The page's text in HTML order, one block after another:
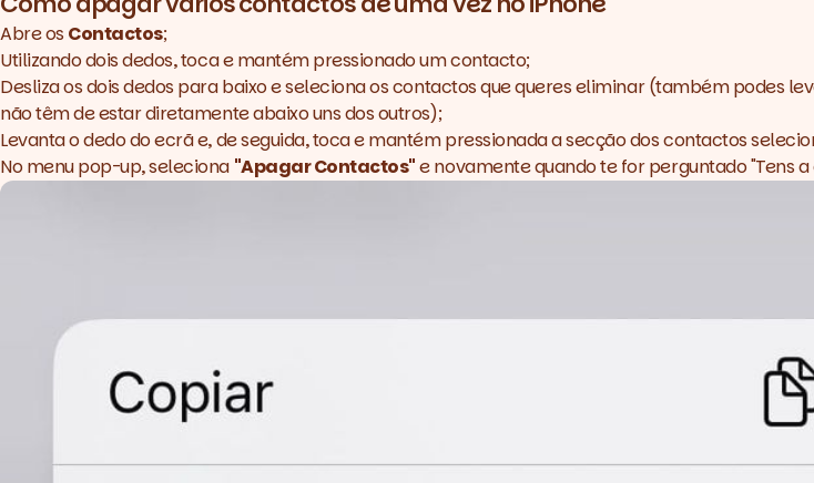
Abre osContactos;
Utilizando dois dedos, toca e mantém pressionado um contacto;
Desliza os dois dedos para baixo e seleciona os contactos que queres eliminar (também podes
não têm de estar diretamente abaixo uns dos outros);
Levanta o dedo do ecrã e, de seguida, toca e mantém pressionada a secção dos contactos
No menu pop-up, seleciona "Apagar Contactos"e novamente quando te for perguntado "Tens